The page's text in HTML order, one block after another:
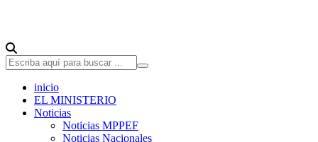
inicio
EL MINISTERIO
Noticias
Noticias MPPEF
Noticias Nacionales